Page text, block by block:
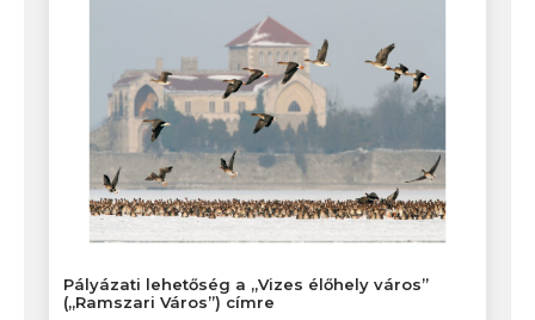
Pályázati lehetőség a „Vizes élőhely város”
(„Ramszari Város”) címre